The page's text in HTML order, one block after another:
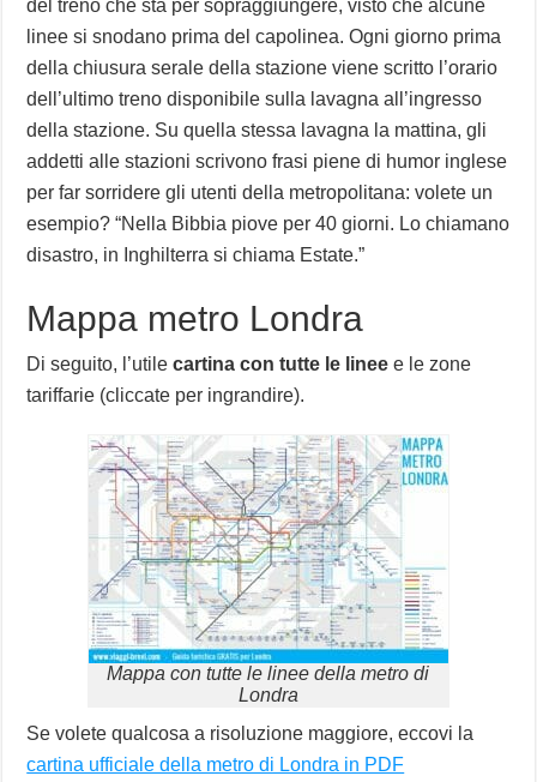
del treno che sta per sopraggiungere, visto che alcune
linee si snodano prima del capolinea. Ogni giorno prima
della chiusura serale della stazione viene scritto l’orario
dell’ultimo treno disponibile sulla lavagna all’ingresso
della stazione. Su quella stessa lavagna la mattina, gli
addetti alle stazioni scrivono frasi piene di humor inglese
per far sorridere gli utenti della metropolitana: volete un
esempio? “Nella Bibbia piove per 40 giorni. Lo chiamano
disastro, in Inghilterra si chiama Estate.”
Mappa metro Londra
Di seguito, l’utilecartina con tutte le linee e le zone
tariffarie (cliccate per ingrandire).
Mappa con tutte le linee della metro di
Londra
Se volete qualcosa a risoluzione maggiore, eccovi la
cartina ufficiale della metro di Londra in PDF